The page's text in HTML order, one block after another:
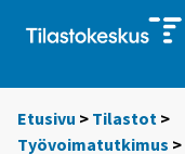
Etusivu > Tilastot >
Työvoimatutkimus >